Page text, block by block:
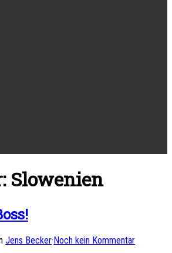
Slowenien
Jens Becker· Noch kein Kommentar